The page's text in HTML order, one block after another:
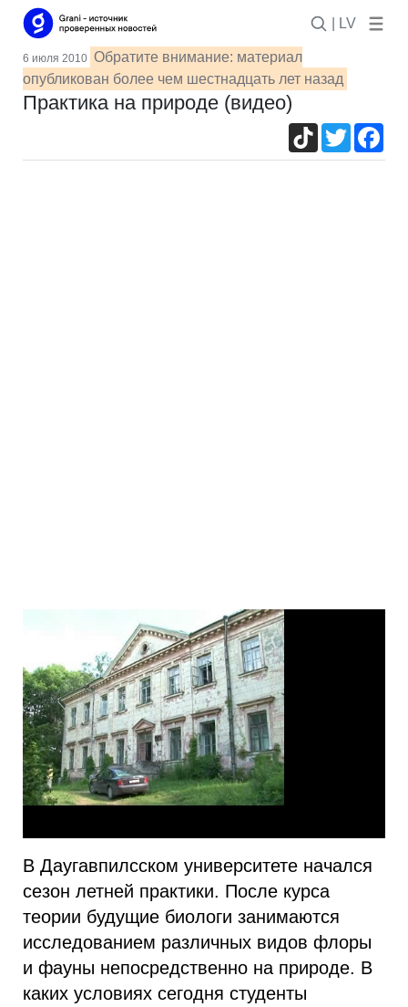
| LV
6 июля 2010 Обратите внимание: материал
опубликован более чем шестнадцать лет назад
Практика на природе (видео)
TikTokTwitter
В Даугавпилсском университете начался
сезон летней практики. После курса
теории будущие биологи занимаются
исследованием различных видов флоры
и фауны непосредственно на природе. В
каких условиях сегодня студенты